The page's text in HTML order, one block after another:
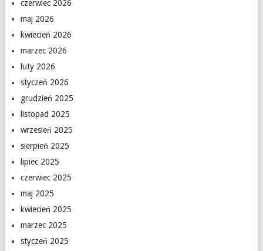
czerwiec 2026
maj 2026
kwiecień 2026
marzec 2026
luty 2026
styczeń 2026
grudzień 2025
listopad 2025
wrzesień 2025
sierpień 2025
lipiec 2025
czerwiec 2025
maj 2025
kwiecień 2025
marzec 2025
styczeń 2025